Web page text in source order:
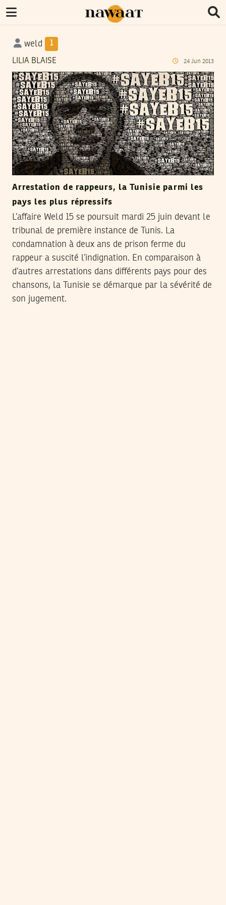
weld 1
LILIA BLAISE 24 Jun 2013
Arrestation de rappeurs, la Tunisie parmi les
pays les plus répressifs
L’affaire Weld 15 se poursuit mardi 25 juin devant le
tribunal de première instance de Tunis. La
condamnation à deux ans de prison ferme du
rappeur a suscité l’indignation. En comparaison à
d’autres arrestations dans différents pays pour des
chansons, la Tunisie se démarque par la sévérité de
son jugement.